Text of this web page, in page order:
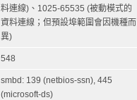
料連線)、1025-65535 (被動模式的
資料連線；但預設埠範圍會因機種而
異)
548
smbd: 139 (netbios-ssn), 445
(microsoft-ds)